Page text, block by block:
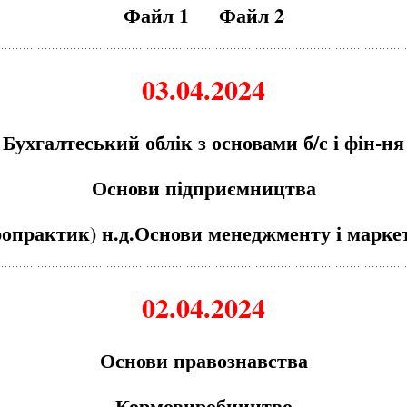
Файл 1 Файл 2
03.04.2024
Бухгалтеський облік з основами б/с і фін-ня
Основи підприємництва
н.д.Основи менеджменту і
02.04.2024
Основи правознавства